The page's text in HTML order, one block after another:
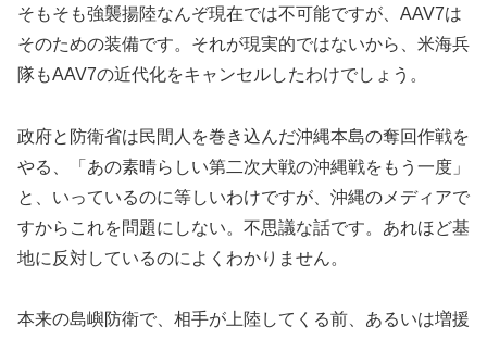
そもそも強襲揚陸なんぞ現在では不可能ですが、AAV7は
そのための装備です。それが現実的ではないから、米海兵
隊もAAV7の近代化をキャンセルしたわけでしょう。
政府と防衛省は民間人を巻き込んだ沖縄本島の奪回作戦を
やる、「あの素晴らしい第二次大戦の沖縄戦をもう一度」
と、いっているのに等しいわけですが、沖縄のメディアで
すからこれを問題にしない。不思議な話です。あれほど基
地に反対しているのによくわかりません。
本来の島嶼防衛で、相手が上陸してくる前、あるいは増援